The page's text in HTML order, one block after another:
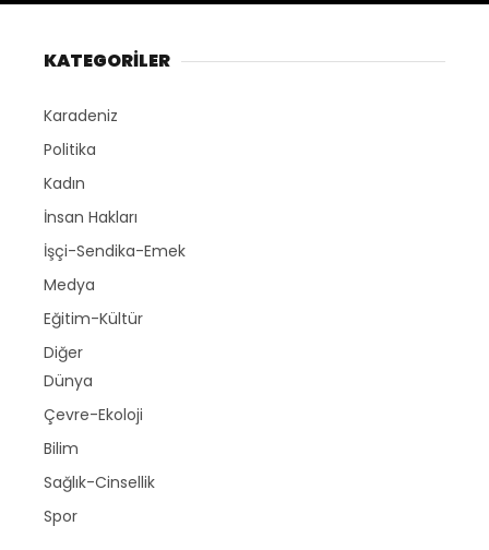
KATEGORİLER
Karadeniz
Politika
Kadın
İnsan Hakları
İşçi-Sendika-Emek
Medya
Eğitim-Kültür
Diğer
Dünya
Çevre-Ekoloji
Bilim
Sağlık-Cinsellik
Spor